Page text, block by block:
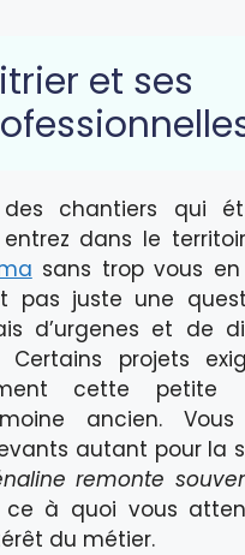
et ses
chantiers qui
dans le
sans trop vous
pas juste une
d’urgenes et de
projets
cette petite
ancien. Vous
autant pour la
remonte
à quoi vous
du métier.